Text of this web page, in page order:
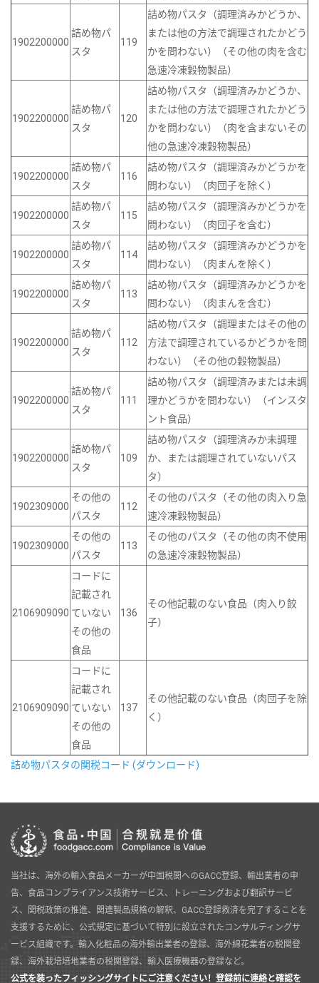
1902200000
詰め物パ
スタ
119
詰め物パスタ（調理済みかどうか、
または他の方法で調理されたかどう
かを問わない）（その他の肉を含む
急速冷凍穀物製品）
1902200000
詰め物パ
スタ
120
詰め物パスタ（調理済みかどうか、
または他の方法で調理されたかどう
かを問わない）（肉を含まないその
他の急速冷凍穀物製品）
1902200000
詰め物パ
スタ
116
詰め物パスタ（調理済みかどうかを
問わない）（肉団子を除く）
1902200000
詰め物パ
スタ
115
詰め物パスタ（調理済みかどうかを
問わない）（肉団子を含む）
1902200000
詰め物パ
スタ
114
詰め物パスタ（調理済みかどうかを
問わない）（肉まんを除く）
1902200000
詰め物パ
スタ
113
詰め物パスタ（調理済みかどうかを
問わない）（肉まんを含む）
1902200000
詰め物パ
スタ
112
詰め物パスタ（調理またはその他の
方法で調理されているかどうかを問
わない）（その他の穀物製品）
1902200000
詰め物パ
スタ
111
詰め物パスタ（調理済みまたは未調
理かどうかを問わない）（インスタ
ント食品）
1902200000
詰め物パ
スタ
109
詰め物パスタ（調理済みか未調理
か、または調理されていないパス
タ）
1902309000
その他の
パスタ
112
その他のパスタ（その他の肉入り急
速冷凍穀物製品）
1902309000
その他の
パスタ
113
その他のパスタ（その他の肉不使用
の急速冷凍穀物製品）
2106909090
コードに
記載され
ていない
その他の
食品
136
その他記載のない食品（肉入り餃
子）
2106909090
コードに
記載され
ていない
その他の
食品
137
その他記載のない食品（肉団子を除
く）
詰め物パスタの関税コード (ダウンロード)
当社は、海外の輸入食品メーカーが中国税関へのGACC登録、輸出業者の申
告、食品コンプライアンス技術サービス、トレーニングおよび翻訳サービ
ス、関税政策の推進、関連製品規格の解釈、GACC登録救済を完了することを
支援するために、公式規定に基づいて特別に設立されたコンサルティングサ
ービス組織です。輸入化粧品の海外輸出業者の登録、海外綿花業者の税関登
録、海外栽培培地業者の税関登録、輸入医療機器の登録など。
公式を装ったフィッシングサイトにご注意ください！登録前に連絡と確認を